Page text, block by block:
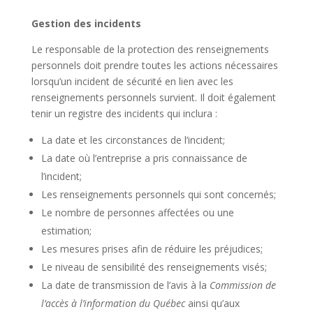
Gestion des incidents
Le responsable de la protection des renseignements
personnels doit prendre toutes les actions nécessaires
lorsqu’un incident de sécurité en lien avec les
renseignements personnels survient. Il doit également
tenir un registre des incidents qui inclura :
La date et les circonstances de l’incident;
La date où l’entreprise a pris connaissance de
l’incident;
Les renseignements personnels qui sont concernés;
Le nombre de personnes affectées ou une
estimation;
Les mesures prises afin de réduire les préjudices;
Le niveau de sensibilité des renseignements visés;
La date de transmission de l’avis à la Commission de
l’accès à l’information du Québec ainsi qu’aux